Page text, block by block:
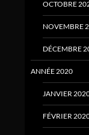
OCTOBRE
NOVEMBRE
DÉCEMBRE
ANNÉE 2020
JANVIER
FÉVRIER